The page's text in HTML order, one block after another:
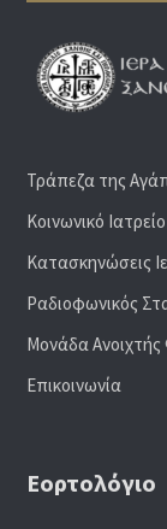
Τράπεζα της
Κοινωνικό Ιατρείο
Κατασκηνώσεις
Ραδιoφωνικός
Μονάδα
Επικοινωνία
Εορτολόγιο